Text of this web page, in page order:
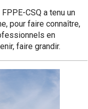
CSQ a tenu un
pour faire connaître,
en
faire grandir.